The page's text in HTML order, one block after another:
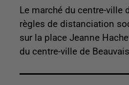
Le marché du centre-ville
règles de distanciation
sur la place Jeanne
du centre-ville de